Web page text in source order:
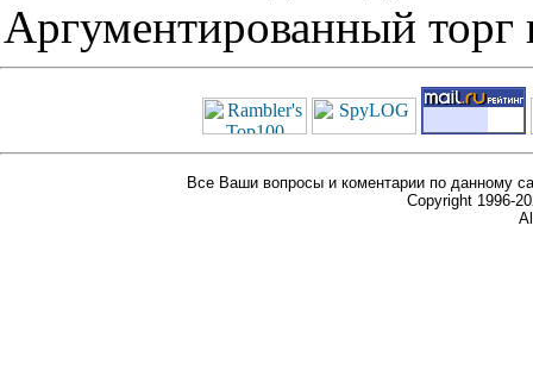
Аргументированный торг
Все Ваши вопросы и коментарии по данному
Copyright 1996-